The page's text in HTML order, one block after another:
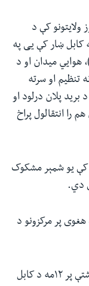
ولايتونو کې د
کابل ښار کې یی په
هوايي میدان او د
تنظيم او سرته
پلان درلود او
را انتقالول پراخ
کې یو شمېر مشکوک
دي.
پر مرکزونو د
دا په داسې حال کې ده چې د تیرې ډسمبر میاشتې پر ۱۲مه د کابل